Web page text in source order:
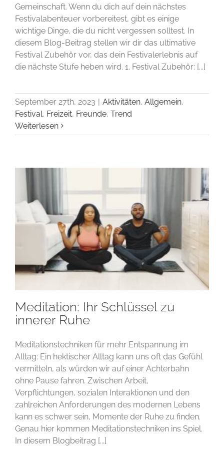
Gemeinschaft. Wenn du dich auf dein nächstes
Festivalabenteuer vorbereitest, gibt es einige
wichtige Dinge, die du nicht vergessen solltest. In
diesem Blog-Beitrag stellen wir dir das ultimative
Festival Zubehör vor, das dein Festivalerlebnis auf
die nächste Stufe heben wird. 1. Festival Zubehör: [...]
September 27th, 2023 | Aktivitäten, Allgemein,
Festival, Freizeit, Freunde, Trend
Weiterlesen
Meditation: Ihr Schlüssel zu
innerer Ruhe
Meditationstechniken für mehr Entspannung im
Alltag: Ein hektischer Alltag kann uns oft das Gefühl
vermitteln, als würden wir auf einer Achterbahn
ohne Pause fahren. Zwischen Arbeit,
Verpflichtungen, sozialen Interaktionen und den
zahlreichen Anforderungen des modernen Lebens
kann es schwer sein, Momente der Ruhe zu finden.
Genau hier kommen Meditationstechniken ins Spiel.
In diesem Blogbeitrag [...]